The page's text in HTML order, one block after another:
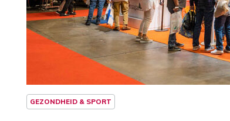
GEZONDHEID & SPORT